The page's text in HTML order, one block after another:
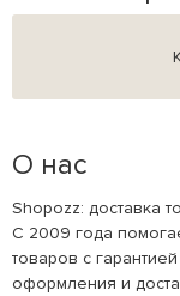
О нас
Shopozz: доставка
С 2009 года
товаров с
оформления и